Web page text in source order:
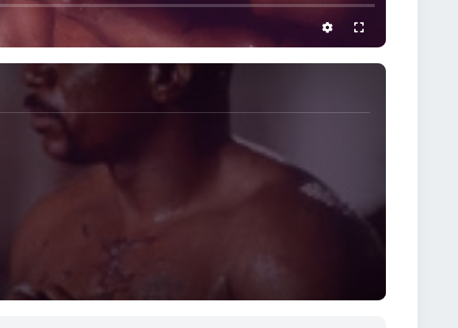
settings